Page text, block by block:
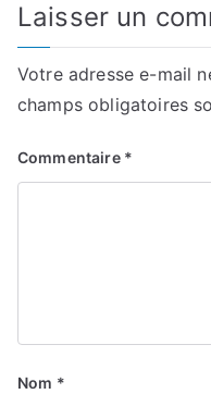
Laisser un
Votre adresse e-mail
champs obligatoires
Commentaire *
Nom *